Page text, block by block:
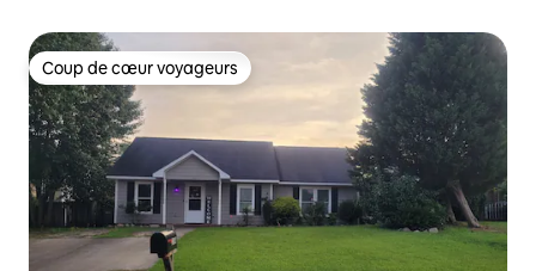
Coup de cœur voyageurs
Coup de cœur voyageurs